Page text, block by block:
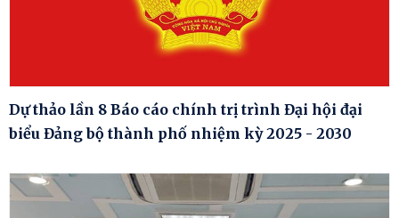
Dự thảo lần 8 Báo cáo chính trị trình Đại hội đại
biểu Đảng bộ thành phố nhiệm kỳ 2025 - 2030